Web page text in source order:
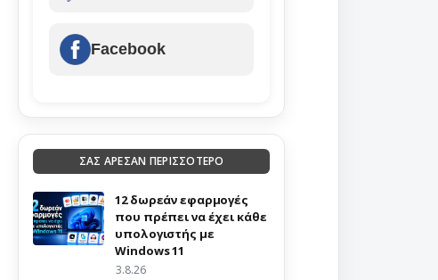
Facebook
ΣΑΣ ΑΡΕΣΑΝ ΠΕΡΙΣΣΟΤΕΡΟ
12 δωρεάν εφαρμογές
που πρέπει να έχει κάθε
υπολογιστής με
Windows 11
3.8.26